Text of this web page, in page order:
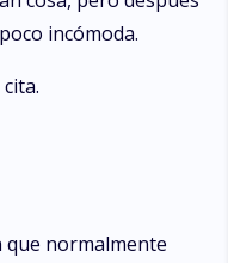
incómoda.
normalmente